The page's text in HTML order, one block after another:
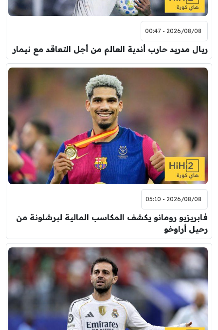
اودينيزي
مباراة ودية
برشلونة
2026/08/08 - 00:47
ريال مدريد حارب أندية العالم من أجل التعاقد مع نيمار
2026/08/08 - 05:10
فابريزيو رومانو يكشف المكاسب المالية لبرشلونة من
رحيل أراوخو